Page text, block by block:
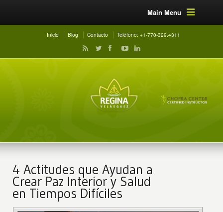
Main Menu
Inicio Blog Contacto Teléfono: +1-770-329.4311
4 Actitudes que Ayudan a
Crear Paz Interior y Salud
en Tiempos Difíciles